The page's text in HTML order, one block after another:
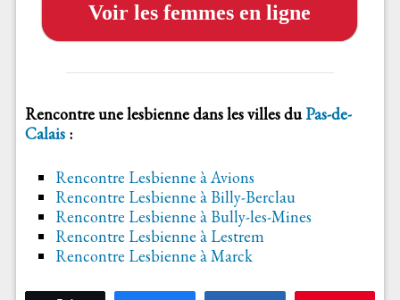
Voir les femmes en ligne
Rencontre une lesbienne dans les villes duPas-de-
Calais:
Rencontre Lesbienne à Avions
Rencontre Lesbienne à Billy-Berclau
Rencontre Lesbienne à Bully-les-Mines
Rencontre Lesbienne à Lestrem
Rencontre Lesbienne à Marck